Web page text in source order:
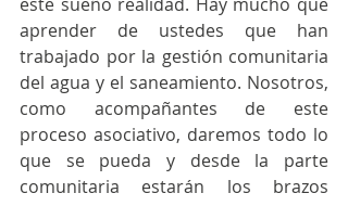
aprender de ustedes que han
trabajado por la gestión comunitaria
del agua y el saneamiento. Nosotros,
como acompañantes de este
proceso asociativo, daremos todo lo
que se pueda y desde la parte
comunitaria estarán los brazos